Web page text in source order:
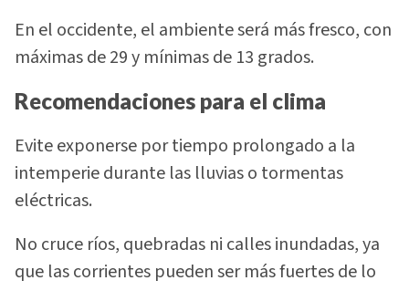
En el occidente, el ambiente será más fresco, con
máximas de 29 y mínimas de 13 grados.
Recomendaciones para el clima
Evite exponerse por tiempo prolongado a la
intemperie durante las lluvias o tormentas
eléctricas.
No cruce ríos, quebradas ni calles inundadas, ya
que las corrientes pueden ser más fuertes de lo